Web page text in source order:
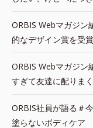
ORBIS Webマガジン
的なデザイン賞を受
ORBIS Webマガジン
すぎて友達に配りま
ORBIS社員が語る＃
塗らないボディケア